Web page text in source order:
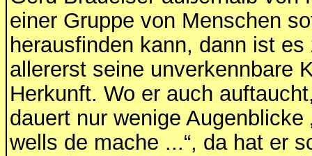
einer Gruppe von Menschen
herausfinden kann, dann ist es
allererst seine unverkennbare
Herkunft. Wo er auch
dauert nur wenige Augenblicke
wells de mache ...“, da hat er